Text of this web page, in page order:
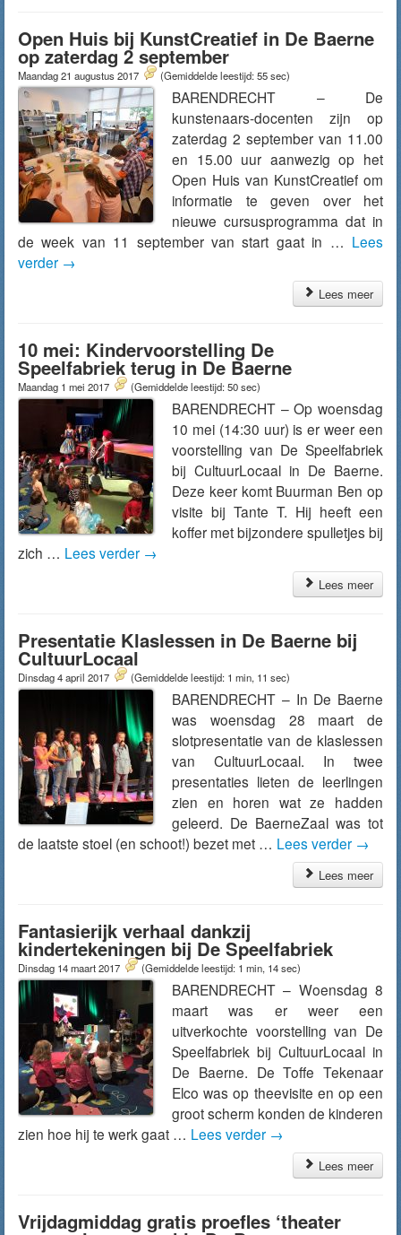
Open Huis bij KunstCreatief in De Baerne
op zaterdag 2 september
Maandag 21 augustus 2017 (Gemiddelde leestijd: 55 sec)
BARENDRECHT – De
kunstenaars-docenten zijn op
zaterdag 2 september van 11.00
en 15.00 uur aanwezig op het
Open Huis van KunstCreatief om
informatie te geven over het
nieuwe cursusprogramma dat in
de week van 11 september van start gaat in … Lees
verder →
Lees meer
10 mei: Kindervoorstelling De
Speelfabriek terug in De Baerne
Maandag 1 mei 2017 (Gemiddelde leestijd: 50 sec)
BARENDRECHT – Op woensdag
10 mei (14:30 uur) is er weer een
voorstelling van De Speelfabriek
bij CultuurLocaal in De Baerne.
Deze keer komt Buurman Ben op
visite bij Tante T. Hij heeft een
koffer met bijzondere spulletjes bij
zich … Lees verder →
Lees meer
Presentatie Klaslessen in De Baerne bij
CultuurLocaal
Dinsdag 4 april 2017 (Gemiddelde leestijd: 1 min, 11 sec)
BARENDRECHT – In De Baerne
was woensdag 28 maart de
slotpresentatie van de klaslessen
van CultuurLocaal. In twee
presentaties lieten de leerlingen
zien en horen wat ze hadden
geleerd. De BaerneZaal was tot
de laatste stoel (en schoot!) bezet met … Lees verder →
Lees meer
Fantasierijk verhaal dankzij
kindertekeningen bij De Speelfabriek
Dinsdag 14 maart 2017 (Gemiddelde leestijd: 1 min, 14 sec)
BARENDRECHT – Woensdag 8
maart was er weer een
uitverkochte voorstelling van De
Speelfabriek bij CultuurLocaal in
De Baerne. De Toffe Tekenaar
Elco was op theevisite en op een
groot scherm konden de kinderen
zien hoe hij te werk gaat … Lees verder →
Lees meer
Vrijdagmiddag gratis proefles ‘theater